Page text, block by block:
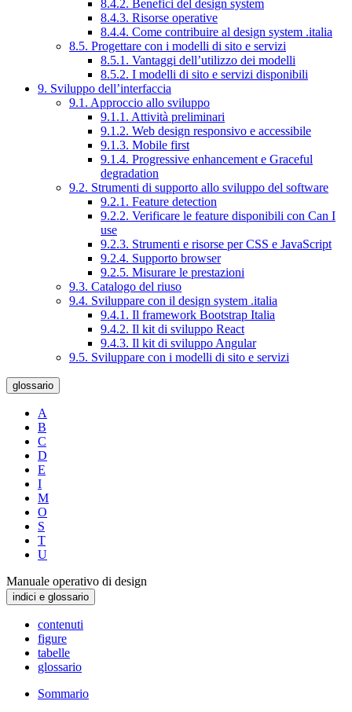
8.4.2. Benefici del design system
8.4.3. Risorse operative
8.4.4. Come contribuire al design system .italia
8.5. Progettare con i modelli di sito e servizi
8.5.1. Vantaggi dell’utilizzo dei modelli
8.5.2. I modelli di sito e servizi disponibili
9. Sviluppo dell’interfaccia
9.1. Approccio allo sviluppo
9.1.1. Attività preliminari
9.1.2. Web design responsivo e accessibile
9.1.3. Mobile first
9.1.4. Progressive enhancement e Graceful
degradation
9.2. Strumenti di supporto allo sviluppo del software
9.2.1. Feature detection
9.2.2. Verificare le feature disponibili con Can I
use
9.2.3. Strumenti e risorse per CSS e JavaScript
9.2.4. Supporto browser
9.2.5. Misurare le prestazioni
9.3. Catalogo del riuso
9.4. Sviluppare con il design system .italia
9.4.1. Il framework Bootstrap Italia
9.4.2. Il kit di sviluppo React
9.4.3. Il kit di sviluppo Angular
9.5. Sviluppare con i modelli di sito e servizi
glossario
A
B
C
D
E
I
M
O
S
T
U
Manuale operativo di design
indici e glossario
contenuti
figure
tabelle
glossario
Sommario